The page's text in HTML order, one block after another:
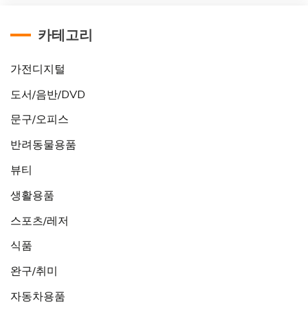
카테고리
가전디지털
도서/음반/DVD
문구/오피스
반려동물용품
뷰티
생활용품
스포츠/레저
식품
완구/취미
자동차용품